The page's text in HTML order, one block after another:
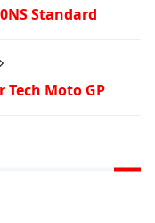
Standard
Tech Moto GP